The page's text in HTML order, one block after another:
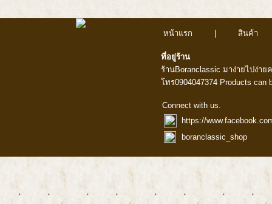
หน้าแรก สินค้า
ที่อยู่ร้าน
ร้านBoranclassic มาง่ายไปง่า
โทร0904047374 Products can
Connect with us.
https://
boranclassic_shop